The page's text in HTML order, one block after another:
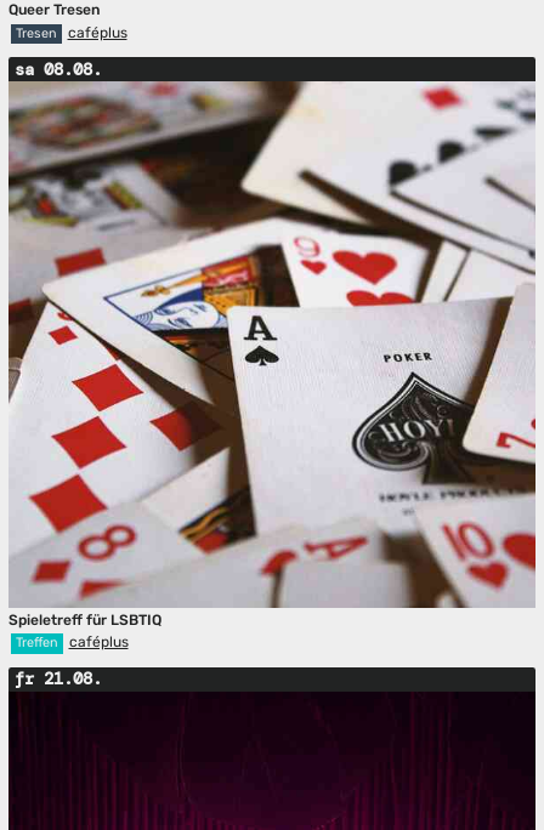
Queer Tresen
Tresen caféplus
sa 08.08.
Spieletreff für LSBTIQ
Treffen caféplus
fr 21.08.